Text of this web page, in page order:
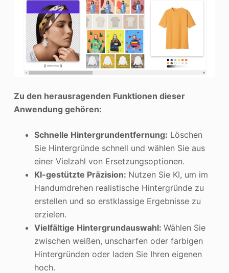
Zu den herausragenden Funktionen dieser
Anwendung gehören:
Schnelle Hintergrundentfernung: Löschen
Sie Hintergründe schnell und wählen Sie aus
einer Vielzahl von Ersetzungsoptionen.
KI-gestützte Präzision: Nutzen Sie KI, um im
Handumdrehen realistische Hintergründe zu
erstellen und so erstklassige Ergebnisse zu
erzielen.
Vielfältige Hintergrundauswahl: Wählen Sie
zwischen weißen, unscharfen oder farbigen
Hintergründen oder laden Sie Ihren eigenen
hoch.